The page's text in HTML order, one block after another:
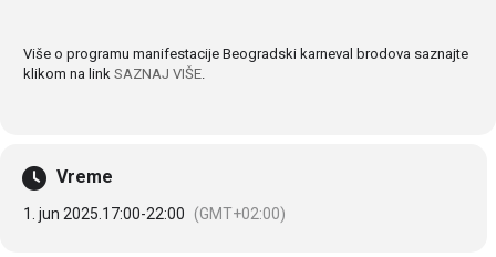
Više o programu manifestacije Beogradski karneval brodova saznajte
klikom na link SAZNAJ VIŠE
Vreme
1. jun 2025. 17:00-22:00 (GMT+02:00)